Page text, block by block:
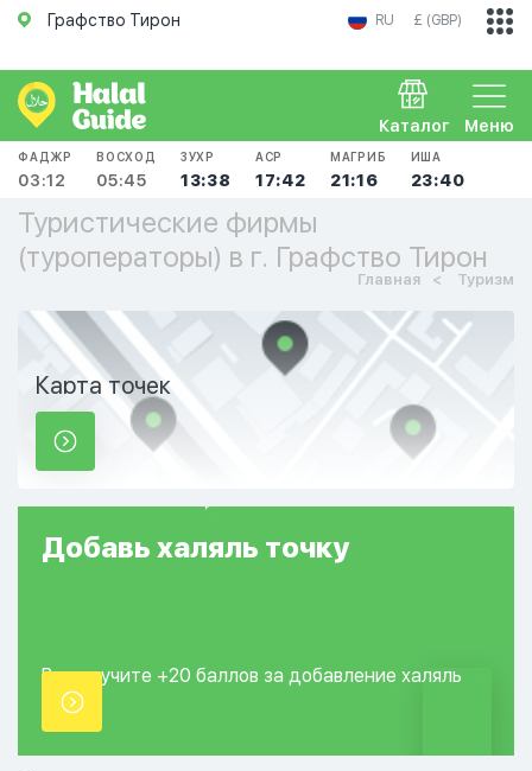
Графство Тирон RU £ (GBP)
Меню
Каталог
ФАДЖР
03:12
ВОСХОД
05:45
ЗУХР
13:38
АСР
17:42
МАГРИБ
21:16
ИША
23:40
Туристические фирмы
(туроператоры) в г. Графство Тирон
Главная Туризм
Карта точек
Добавь халяль точку
Вы получите +20 баллов за добавление халяль
точки.